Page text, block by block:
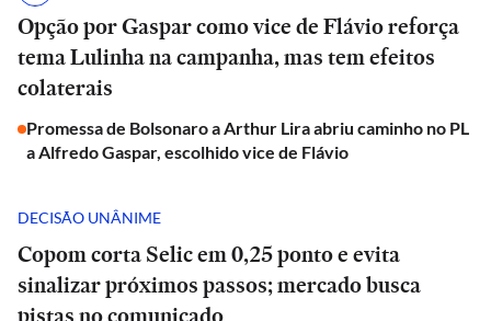
Opção por Gaspar como vice de Flávio reforça
tema Lulinha na campanha, mas tem efeitos
colaterais
Promessa de Bolsonaro a Arthur Lira abriu caminho no PL
a Alfredo Gaspar, escolhido vice de Flávio
DECISÃO UNÂNIME
Copom corta Selic em 0,25 ponto e evita
sinalizar próximos passos; mercado busca